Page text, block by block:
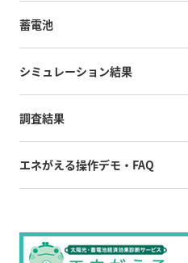
蓄電池
シミュレーション結果
調査結果
エネがえる操作デモ・FAQ